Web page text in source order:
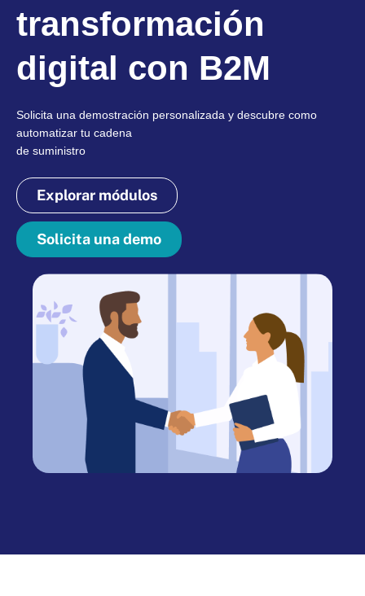
transformación
digital con B2M
Solicita una demostración personalizada y descubre como
automatizar tu cadena
de suministro
Explorar módulos
Solicita una demo